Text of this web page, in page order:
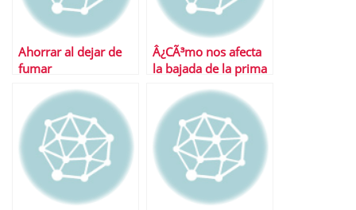
Ahorrar al dejar de
fumar
Â¿CÃ³mo nos afecta
la bajada de la prima